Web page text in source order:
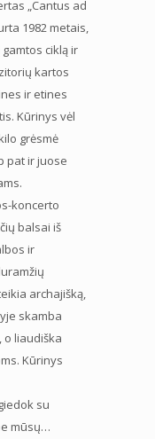
„Cantus ad
1982 metais,
ciklą ir
kartos
ir etines
Kūrinys vėl
grėsmė
pat ir juose
koncerto
balsai iš
ir
archajišką,
skamba
o liaudiška
Kūrinys
su
mūsų…